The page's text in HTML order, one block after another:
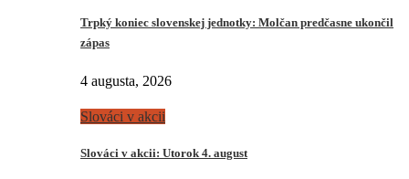
Trpký koniec slovenskej jednotky: Molčan predčasne ukončil
zápas
4 augusta, 2026
Slováci v akcii
Slováci v akcii: Utorok 4. august